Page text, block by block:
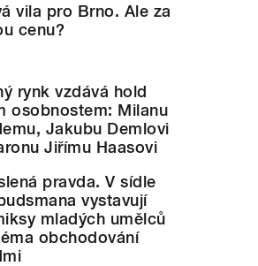
vila pro Brno. Ale za
cenu?
rynk vzdává hold
osobnostem: Milanu
Jakubu Demlovi
Jiřímu Haasovi
pravda. V sídle
vystavují
mladých umělců
obchodování